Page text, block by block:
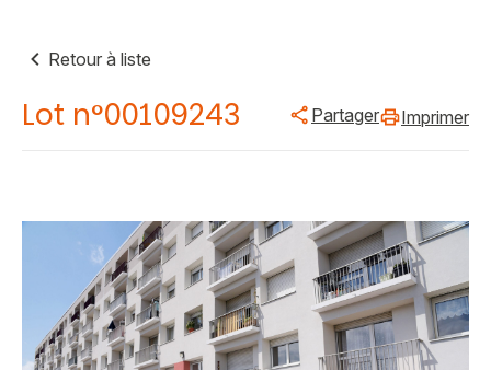
Retour à liste
Lot n°00109243 Partager Imprimer